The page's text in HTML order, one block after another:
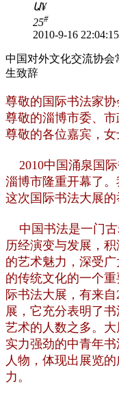
Ա¥
25#
2010-9-16 22:04:15
中国对外文化交流协
生致辞
尊敬的国际书法家协
尊敬的淄博市委、市
尊敬的各位嘉宾，女
2010中国涌泉国
淄博市隆重开幕了
这次国际书法大展的
中国书法是一门古
历经演变与发展，
的艺术魅力，深受
的传统文化的一个
际书法大展，有来
展，它充分表明了
艺术的人数之多。
实力强劲的中青年
人物，体现出展览
力。